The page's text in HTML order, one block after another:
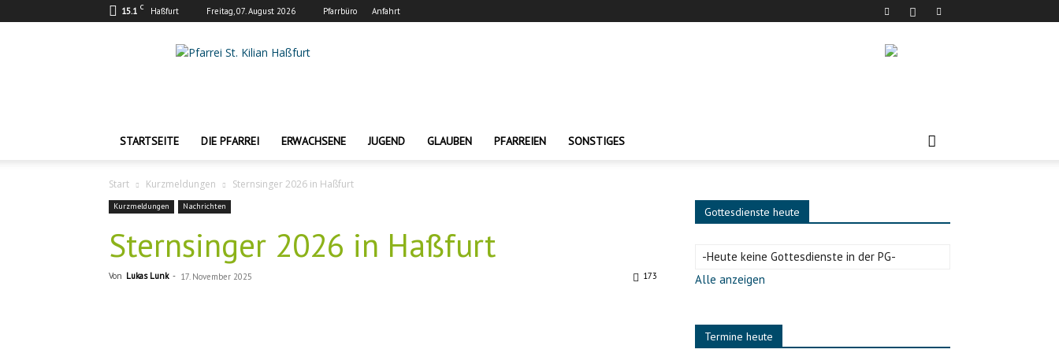
15.1 C Haßfurt Freitag, 07. August 2026 Pfarrbüro Anfahrt
Pfarrei
STARTSEITE DIE PFARREI ERWACHSENE JUGEND GLAUBEN PFARREIEN SONSTIGES
Start Kurzmeldungen Sternsinger 2026 in Haßfurt
Kurzmeldungen Nachrichten
Sternsinger 2026 in Haßfurt
Von Lukas Lunk - 17. November 2025 173
Gottesdienste heute
-Heute keine Gottesdienste in der PG-
Alle anzeigen
Termine heute